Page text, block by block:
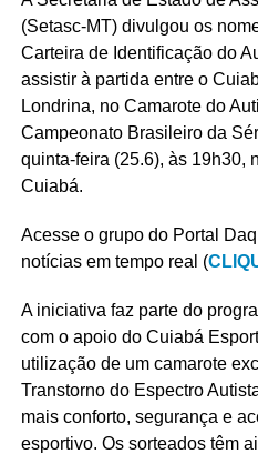
(Setasc-MT) divulgou os
Carteira de Identificação do
assistir à partida entre o
Londrina, no Camarote do
Campeonato Brasileiro da
quinta-feira (25.6), às 19h30,
Cuiabá.
Acesse o grupo do Portal
notícias em tempo real (
A iniciativa faz parte do
com o apoio do Cuiabá
utilização de um camarote
Transtorno do Espectro
mais conforto, segurança e
esportivo. Os sorteados têm